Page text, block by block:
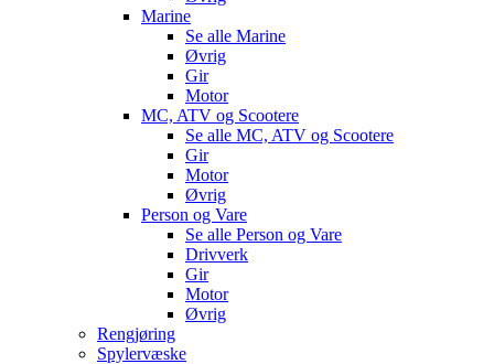
Marine
Se alle Marine
Øvrig
Gir
Motor
MC, ATV og Scootere
Se alle MC, ATV og Scootere
Gir
Motor
Øvrig
Person og Vare
Se alle Person og Vare
Drivverk
Gir
Motor
Øvrig
Rengjøring
Spylervæske